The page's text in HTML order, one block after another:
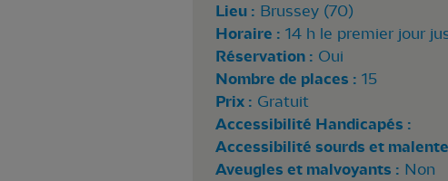
Lieu : Brussey (70)
Horaire : 14 h le premier jour
Réservation : Oui
Nombre de places : 15
Prix : Gratuit
Accessibilité Handicapés :
Accessibilité sourds et
Aveugles et malvoyants : Non